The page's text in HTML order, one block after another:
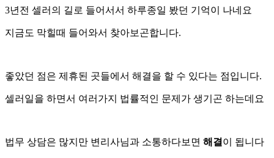
3년전 셀러의 길로 들어서서 하루종일 봤던 기억이 나네요
지금도 막힐때 들어와서 찾아보곤합니다.
좋았던 점은 제휴된 곳들에서 해결을 할 수 있다는 점입니다.
셀러일을 하면서 여러가지 법률적인 문제가 생기곤 하는데요
법무 상담은 많지만 변리사님과 소통하다보면 해결 이 됩니다